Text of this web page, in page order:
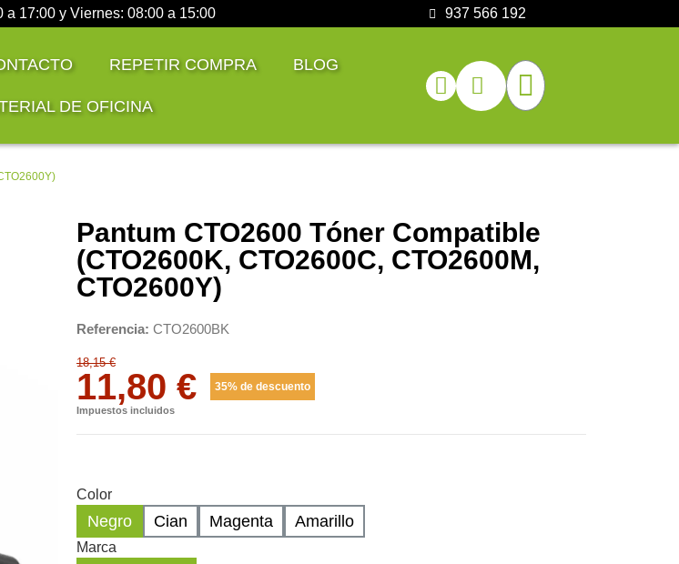
a 17:00 y Viernes: 08:00 a 15:00 937 566 192
REPETIR COMPRA BLOG
DE OFICINA
Pantum CTO2600 Tóner Compatible
(CTO2600K, CTO2600C, CTO2600M,
CTO2600Y)
Referencia CTO2600BK
18,15 €
11,80 € 35% de descuento
Impuestos incluidos
Color
Negro Cian Magenta Amarillo
Marca